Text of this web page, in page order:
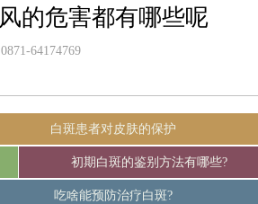
的危害都有哪些呢
64174769
白斑患者对皮肤的保护
初期白斑的鉴别方法有哪些?
吃啥能预防治疗白斑?